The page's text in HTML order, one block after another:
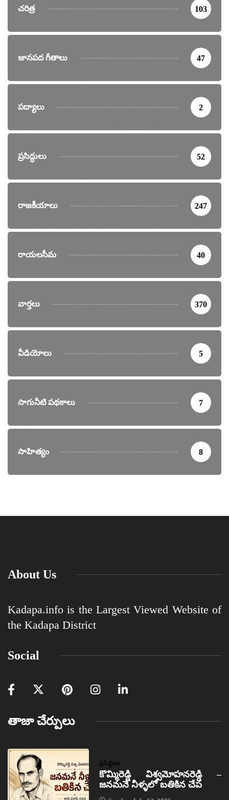
చరిత్ర 103
జానపద గీతాలు 47
పద్యాలు 2
ప్రసిద్ధులు 52
రాజకీయాలు 247
రాయలసీమ 40
వార్తలు 370
వీడియోలు 5
సాగునీటి పథకాలు 7
సాహిత్యం 8
About Us
Kadapa.info is the Largest Viewed Website of
the Kadapa District
Social
తాజా చేర్పులు
ప్రసిద్ధులు
కొమ్మిరెడ్డి విశ్వమోహనరెడ్డి –
జనమనే నీళ్ళలో బతికిన చేప